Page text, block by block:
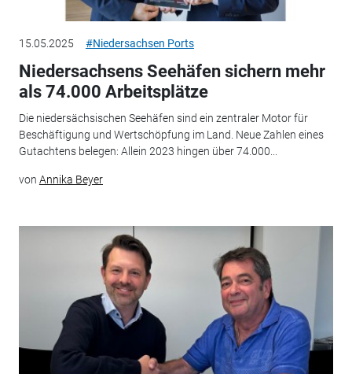
15.05.2025 #Niedersachsen Ports
Niedersachsens Seehäfen sichern mehr
als 74.000 Arbeitsplätze
Die niedersächsischen Seehäfen sind ein zentraler Motor für
Beschäftigung und Wertschöpfung im Land. Neue Zahlen eines
Gutachtens belegen: Allein 2023 hingen über 74.000...
von Annika Beyer